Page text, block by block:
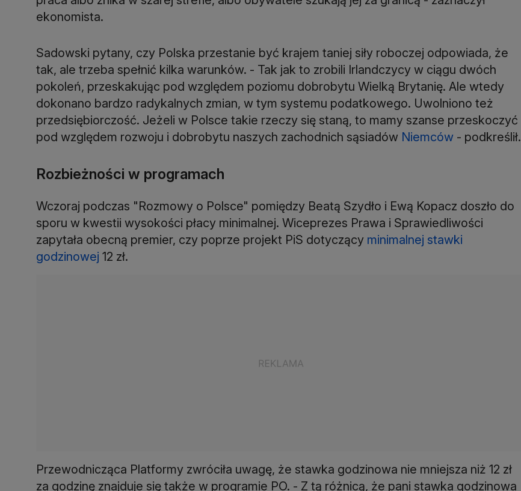
ekonomista.
Sadowski pytany, czy Polska przestanie być krajem taniej siły roboczej odpowiada, że
tak, ale trzeba spełnić kilka warunków. - Tak jak to zrobili Irlandczycy w ciągu dwóch
pokoleń, przeskakując pod względem poziomu dobrobytu Wielką Brytanię. Ale wtedy
dokonano bardzo radykalnych zmian, w tym systemu podatkowego. Uwolniono też
przedsiębiorczość. Jeżeli w Polsce takie rzeczy się staną, to mamy szanse przeskoczyć
pod względem rozwoju i dobrobytu naszych zachodnich sąsiadów Niemców - podkreślił.
Rozbieżności w programach
Wczoraj podczas "Rozmowy o Polsce" pomiędzy Beatą Szydło i Ewą Kopacz doszło do
sporu w kwestii wysokości płacy minimalnej. Wiceprezes Prawa i Sprawiedliwości
zapytała obecną premier, czy poprze projekt PiS dotyczący minimalnej stawki
godzinowej 12 zł.
Przewodnicząca Platformy zwróciła uwagę, że stawka godzinowa nie mniejsza niż 12 zł
za godzinę znajduje się także w programie PO. - Z tą różnicą, że pani stawka godzinowa